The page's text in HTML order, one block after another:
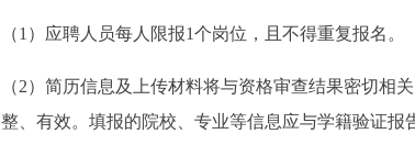
（1）应聘人员每人限报1个岗位，且不得重复报名。
（2）简历信息及上传材料将与资格审查结果密切相
整、有效。填报的院校、专业等信息应与学籍验证报